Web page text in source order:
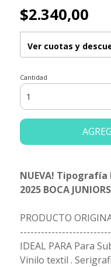
$2.340,00
Ver cuotas y
Cantidad
NUEVA!
2025 BOCA JUNIORS
PRODUCTO
IDEAL PARA Para
Vinilo textil .